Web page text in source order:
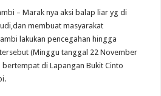
– Marak nya aksi balap liar yg di
membuat masyarakat
lakukan pencegahan hingga
(Minggu tanggal 22 November
bertempat di Lapangan Bukit Cinto